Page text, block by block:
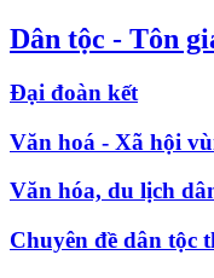
Dân tộc - Tôn
Đại đoàn kết
Văn hoá - Xã hội
Văn hóa, du lịch
Chuyên đề dân tộc